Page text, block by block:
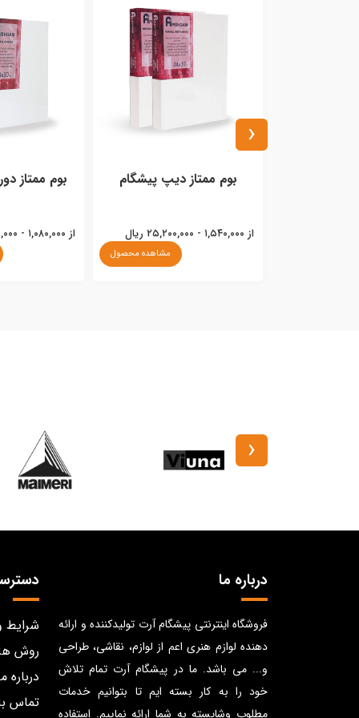
بوم ممتاز دیپ پیشگام
از ۱,۵۴۰,۰۰۰ - ۲۵,۲۰۰,۰۰۰ ریال
مشاهده محصول
بوم ممتاز
از ۱,۰۸۰,۰۰۰ - ۲۷,۳۰۰,۰۰۰ ریال
‹
‹
درباره ما
فروشگاه اینترنتی پیشگام آرت تولیدکننده و ارائه
دهنده لوازم هنری اعم از لوازم، نقاشی، طراحی
و... می باشد. ما در پیشگام آرت تمام تلاش
خود را به کار بسته ایم تا بتوانیم خدمات
مطلوب وشایسته به شما ارائه نماییم. استفاده
شرایط
روش
درباره
تماس